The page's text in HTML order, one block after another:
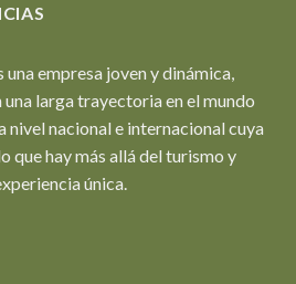
empresa joven y dinámica,
larga trayectoria en el mundo
nivel nacional e internacional cuya
que hay más allá del turismo y
única.